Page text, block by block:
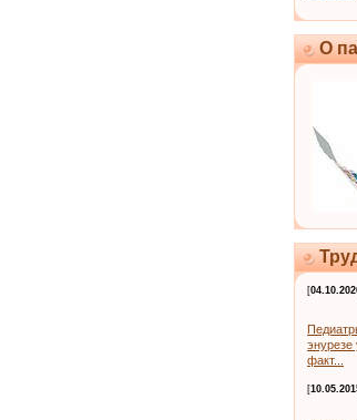
О
[
энурезе
факт...
[